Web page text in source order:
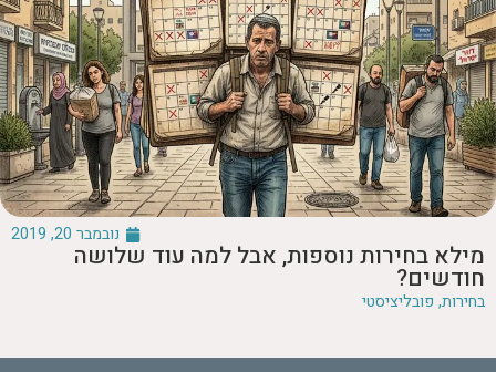
נובמבר 20, 2019
מילא בחירות נוספות, אבל למה עוד שלושה
חודשים?
בחירות, פובליציסטי